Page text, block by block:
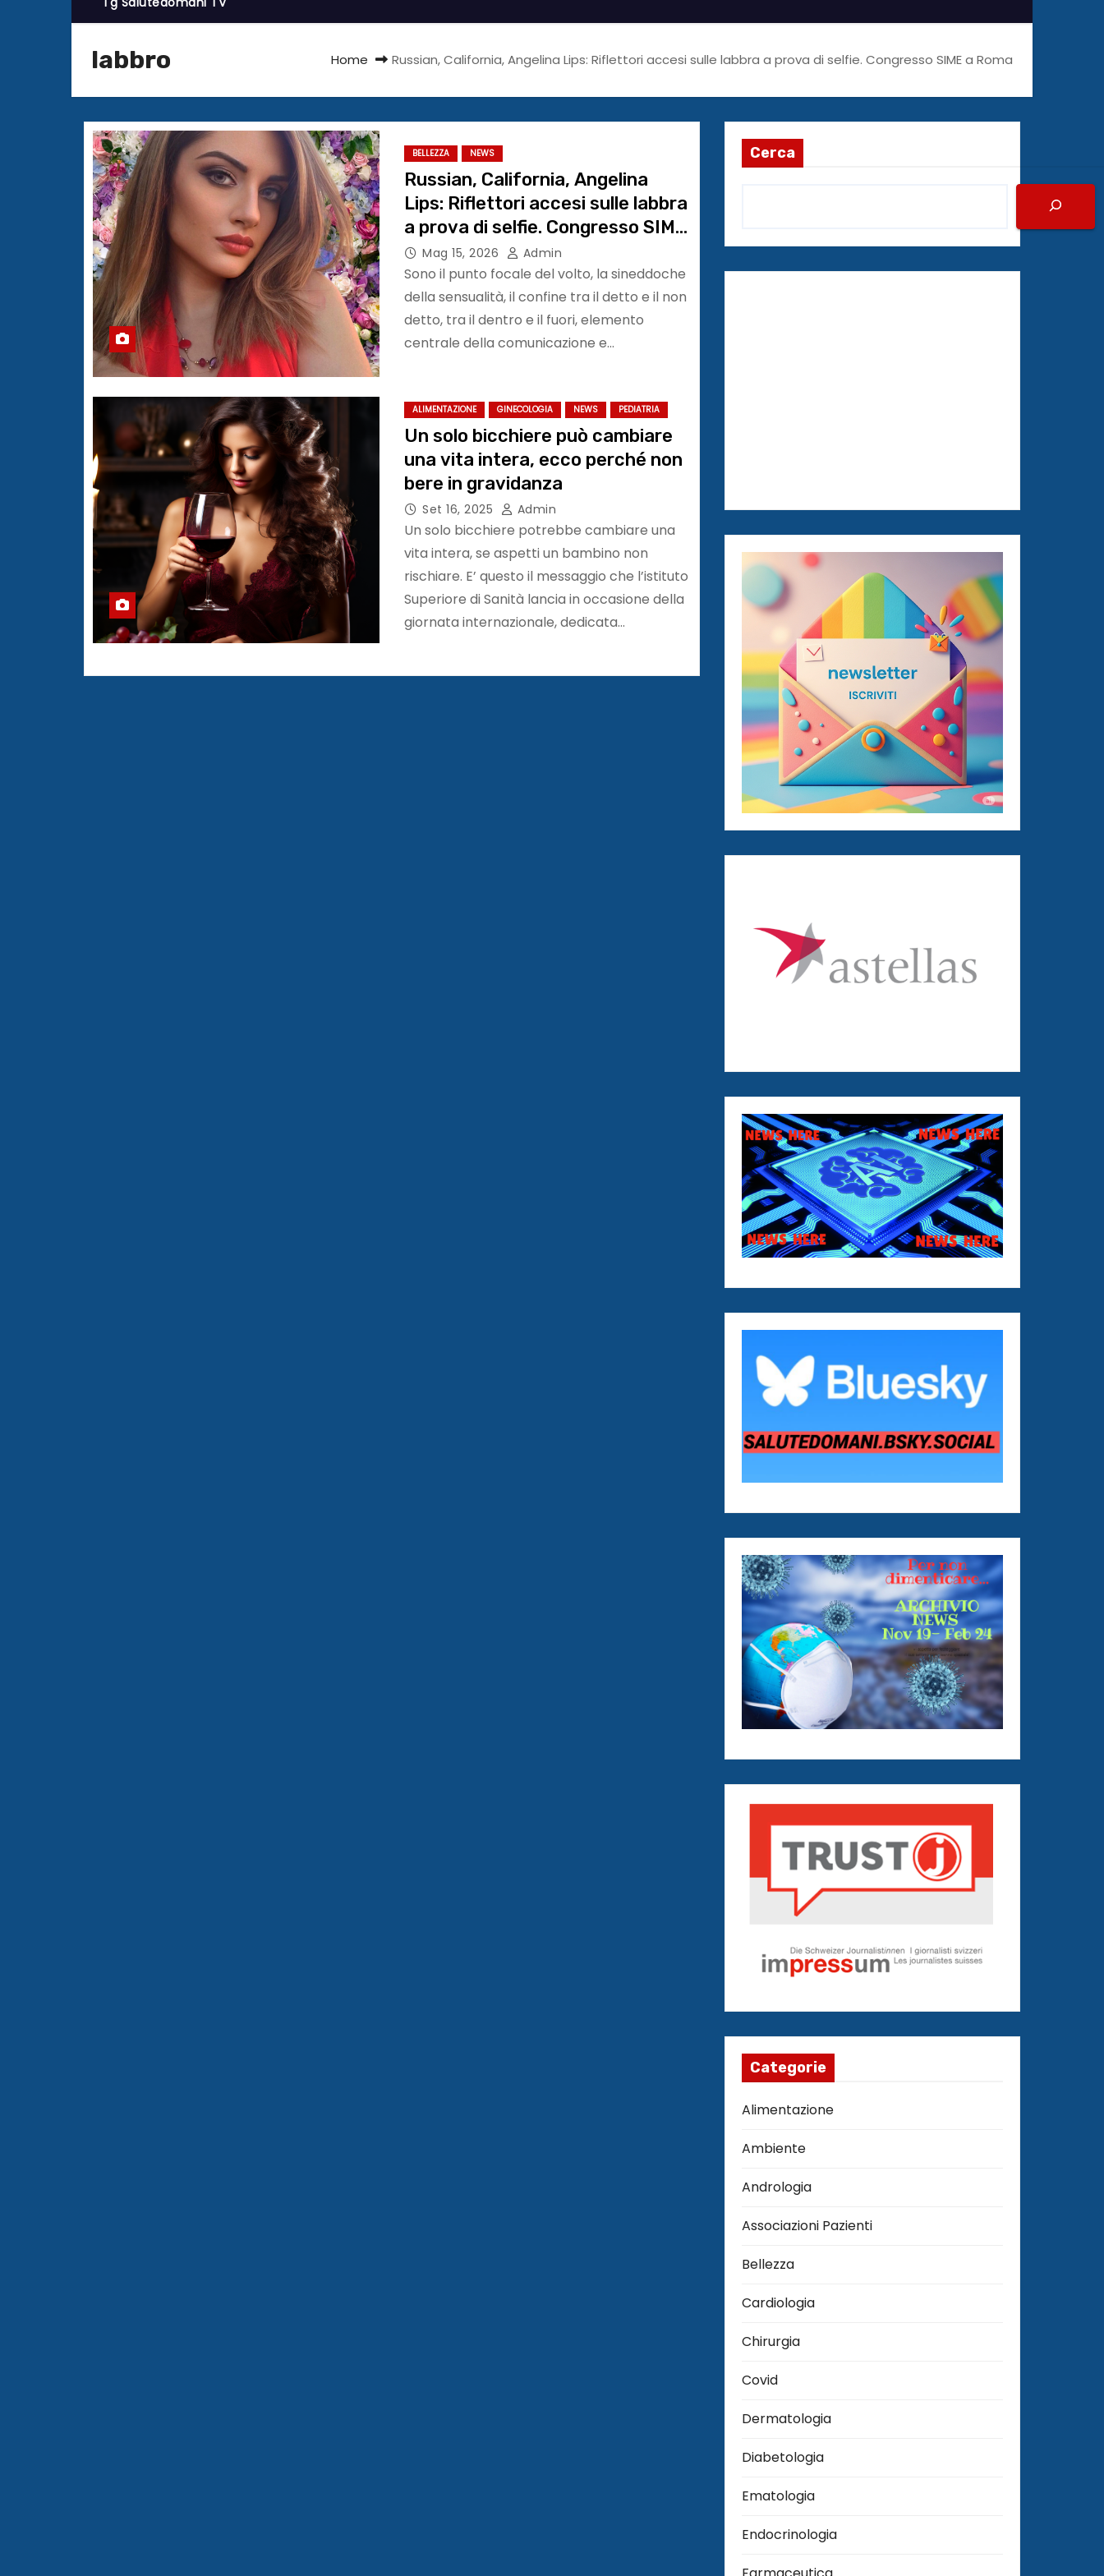
labbro Home Russian, California, Angelina Lips: Riflettori accesi sulle labbra a prova di selfie. Congresso SIME a Roma
BELLEZZA NEWS
Russian, California, Angelina
Lips: Riflettori accesi sulle labbra
a prova di selfie. Congresso SIME
a Roma
Mag 15, 2026 Admin
Sono il punto focale del volto, la sineddoche
della sensualità, il confine tra il detto e il non
detto, tra il dentro e il fuori, elemento
centrale della comunicazione e…
ALIMENTAZIONE GINECOLOGIA NEWS PEDIATRIA
Un solo bicchiere può cambiare
una vita intera, ecco perché non
bere in gravidanza
Set 16, 2025 Admin
Un solo bicchiere potrebbe cambiare una
vita intera, se aspetti un bambino non
rischiare. E’ questo il messaggio che l’istituto
Superiore di Sanità lancia in occasione della
giornata internazionale, dedicata…
Cerca
Categorie
Alimentazione
Ambiente
Andrologia
Associazioni Pazienti
Bellezza
Cardiologia
Chirurgia
Covid
Dermatologia
Diabetologia
Ematologia
Endocrinologia